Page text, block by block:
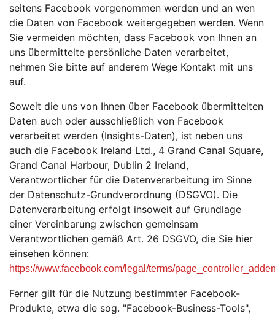
seitens Facebook vorgenommen werden und an wen
die Daten von Facebook weitergegeben werden. Wenn
Sie vermeiden möchten, dass Facebook von Ihnen an
uns übermittelte persönliche Daten verarbeitet,
nehmen Sie bitte auf anderem Wege Kontakt mit uns
auf.
Soweit die uns von Ihnen über Facebook übermittelten
Daten auch oder ausschließlich von Facebook
verarbeitet werden (Insights-Daten), ist neben uns
auch die Facebook Ireland Ltd., 4 Grand Canal Square,
Grand Canal Harbour, Dublin 2 Ireland,
Verantwortlicher für die Datenverarbeitung im Sinne
der Datenschutz-Grundverordnung (DSGVO). Die
Datenverarbeitung erfolgt insoweit auf Grundlage
einer Vereinbarung zwischen gemeinsam
Verantwortlichen gemäß Art. 26 DSGVO, die Sie hier
einsehen können:
https://www.facebook.com/legal/terms/
Ferner gilt für die Nutzung bestimmter Facebook-
Produkte, etwa die sog. "Facebook-Business-Tools",